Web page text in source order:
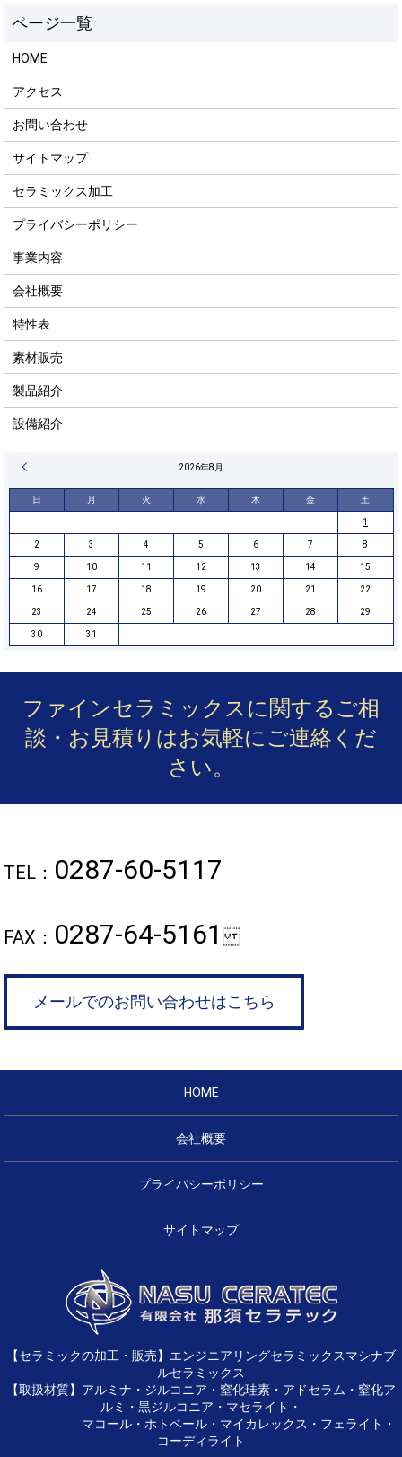
HOME
アクセス
お問い合わせ
サイトマップ
セラミックス加工
プライバシーポリシー
事業内容
会社概要
特性表
素材販売
製品紹介
設備紹介
2026年8月
日 月 火 水 木 金 土
1
2 3 4 5 6 7 8
9 10 11 12 13 14 15
16 17 18 19 20 21 22
23 24 25 26 27 28 29
30 31
ファインセラミックスに関するご相
談・お見積りはお気軽にご連絡くだ
さい。
TEL： 0287-60-5117
FAX： 0287-64-5161
メールでのお問い合わせはこちら
HOME
会社概要
プライバシーポリシー
サイトマップ
【セラミックの加工・販売】エンジニアリングセラミックスマシナブ
ルセラミックス
【取扱材質】アルミナ・ジルコニア・窒化珪素・アドセラム・窒化ア
ルミ・黒ジルコニア・マセライト・
マコール・ホトベール・マイカレックス・フェライト・
コーディライト